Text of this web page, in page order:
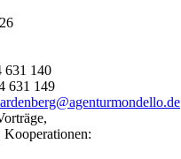
631 140
631 149